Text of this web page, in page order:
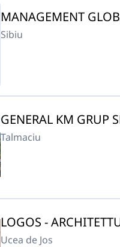
MANAGEMENT
Sibiu
GENERAL KM GRUP
Talmaciu
LOGOS -
Ucea de Jos